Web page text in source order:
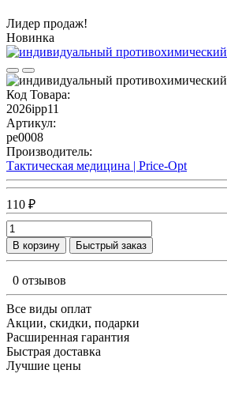
Лидер продаж!
Новинка
Код Товара:
2026ipp11
Артикул:
pe0008
Производитель:
Тактическая медицина | Price-Opt
110 ₽
В корзину Быстрый заказ
0 отзывов
Все виды оплат
Акции, скидки, подарки
Расширенная гарантия
Быстрая доставка
Лучшие цены